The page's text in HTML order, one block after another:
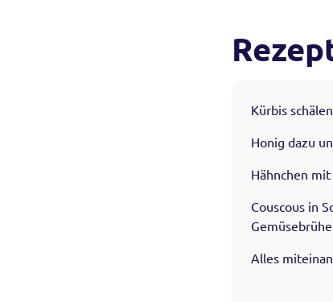
Kürbis
Honig dazu
Hähnchen
Couscous in
Alles